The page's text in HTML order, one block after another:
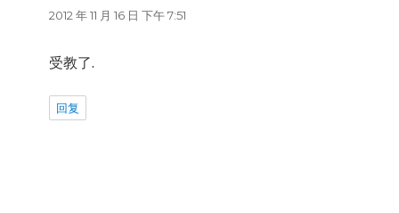
道：
2012 年 11 月 16 日 下午 7:51
受教了.
回复